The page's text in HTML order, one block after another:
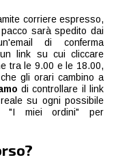
corriere espresso,
sarà spedito dai
di conferma
link su cui cliccare
tra le 9.00 e le 18.00,
gli orari cambino a
di controllare il link
su ogni possibile
"I miei ordini" per